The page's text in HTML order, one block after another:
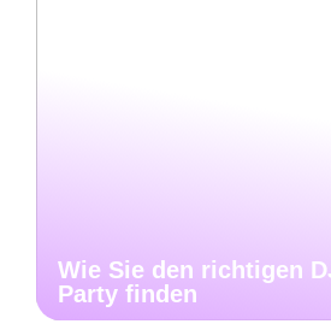
Wie Sie den richtigen
Party finden